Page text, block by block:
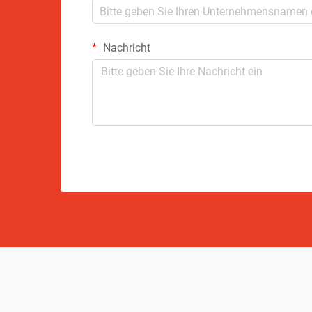
Nachricht